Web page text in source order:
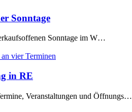
Sonntage
Sonntage im W…
in RE
Veranstaltungen und Öffnungs…